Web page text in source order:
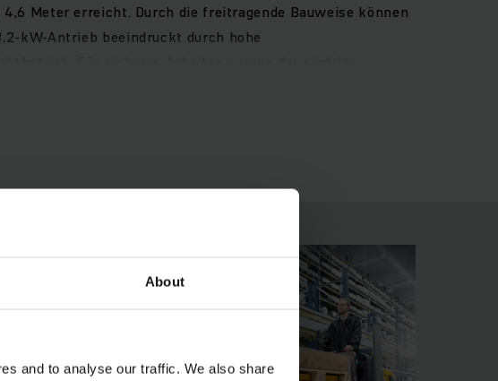
About
and to analyse our traffic. We also share
Meter erreicht. Durch die freitragende Bauweise können
kW-Antrieb beeindruckt durch hohe
und Aussteigen. Der Fahrerplatz ist auf schonendes
Darüber hinaus machen diverse